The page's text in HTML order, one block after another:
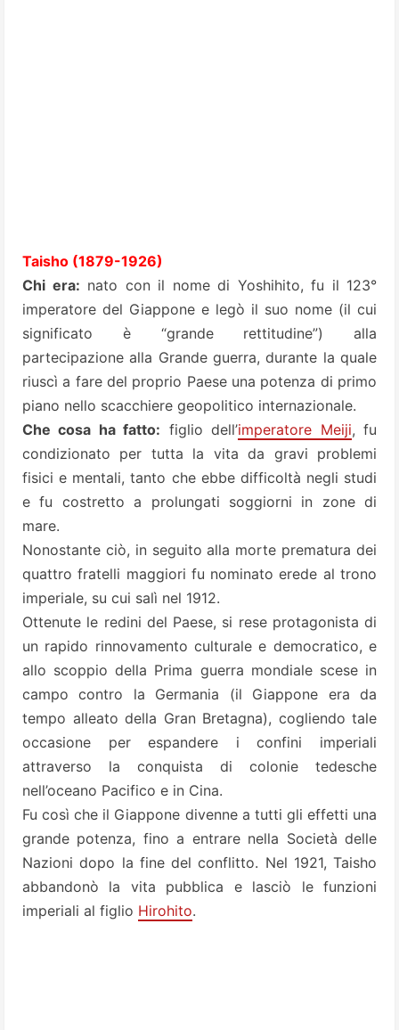
Taisho (1879-1926)
Chi era: nato con il nome di Yoshihito, fu il 123°
imperatore del Giappone e legò il suo nome (il cui
significato è “grande rettitudine”) alla
partecipazione alla Grande guerra, durante la quale
riuscì a fare del proprio Paese una potenza di primo
piano nello scacchiere geopolitico internazionale.
Che cosa ha fatto: figlio dell’imperatore Meiji, fu
condizionato per tutta la vita da gravi problemi
fisici e mentali, tanto che ebbe difficoltà negli studi
e fu costretto a prolungati soggiorni in zone di
mare.
Nonostante ciò, in seguito alla morte prematura dei
quattro fratelli maggiori fu nominato erede al trono
imperiale, su cui salì nel 1912.
Ottenute le redini del Paese, si rese protagonista di
un rapido rinnovamento culturale e democratico, e
allo scoppio della Prima guerra mondiale scese in
campo contro la Germania (il Giappone era da
tempo alleato della Gran Bretagna), cogliendo tale
occasione per espandere i confini imperiali
attraverso la conquista di colonie tedesche
nell’oceano Pacifico e in Cina.
Fu così che il Giappone divenne a tutti gli effetti una
grande potenza, fino a entrare nella Società delle
Nazioni dopo la fine del conflitto. Nel 1921, Taisho
abbandonò la vita pubblica e lasciò le funzioni
imperiali al figlio Hirohito.